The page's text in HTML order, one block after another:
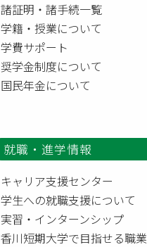
諸証明・諸手続一覧
学籍・授業について
学費サポート
奨学金制度について
国民年金について
就職・進学情報
キャリア支援センター
学生への就職支援について
実習・インターンシップ
香川短期大学で目指せる職業